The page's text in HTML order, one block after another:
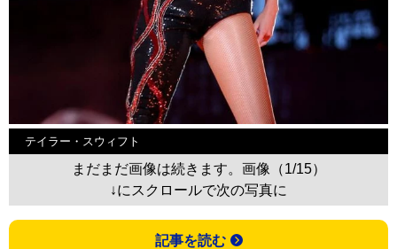
テイラー・スウィフト
まだまだ画像は続きます。画像（1/15）
↓にスクロールで次の写真に
記事を読む